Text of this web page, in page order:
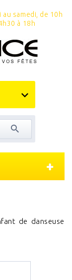
samedi, de 10h
à 18h
de danseuse